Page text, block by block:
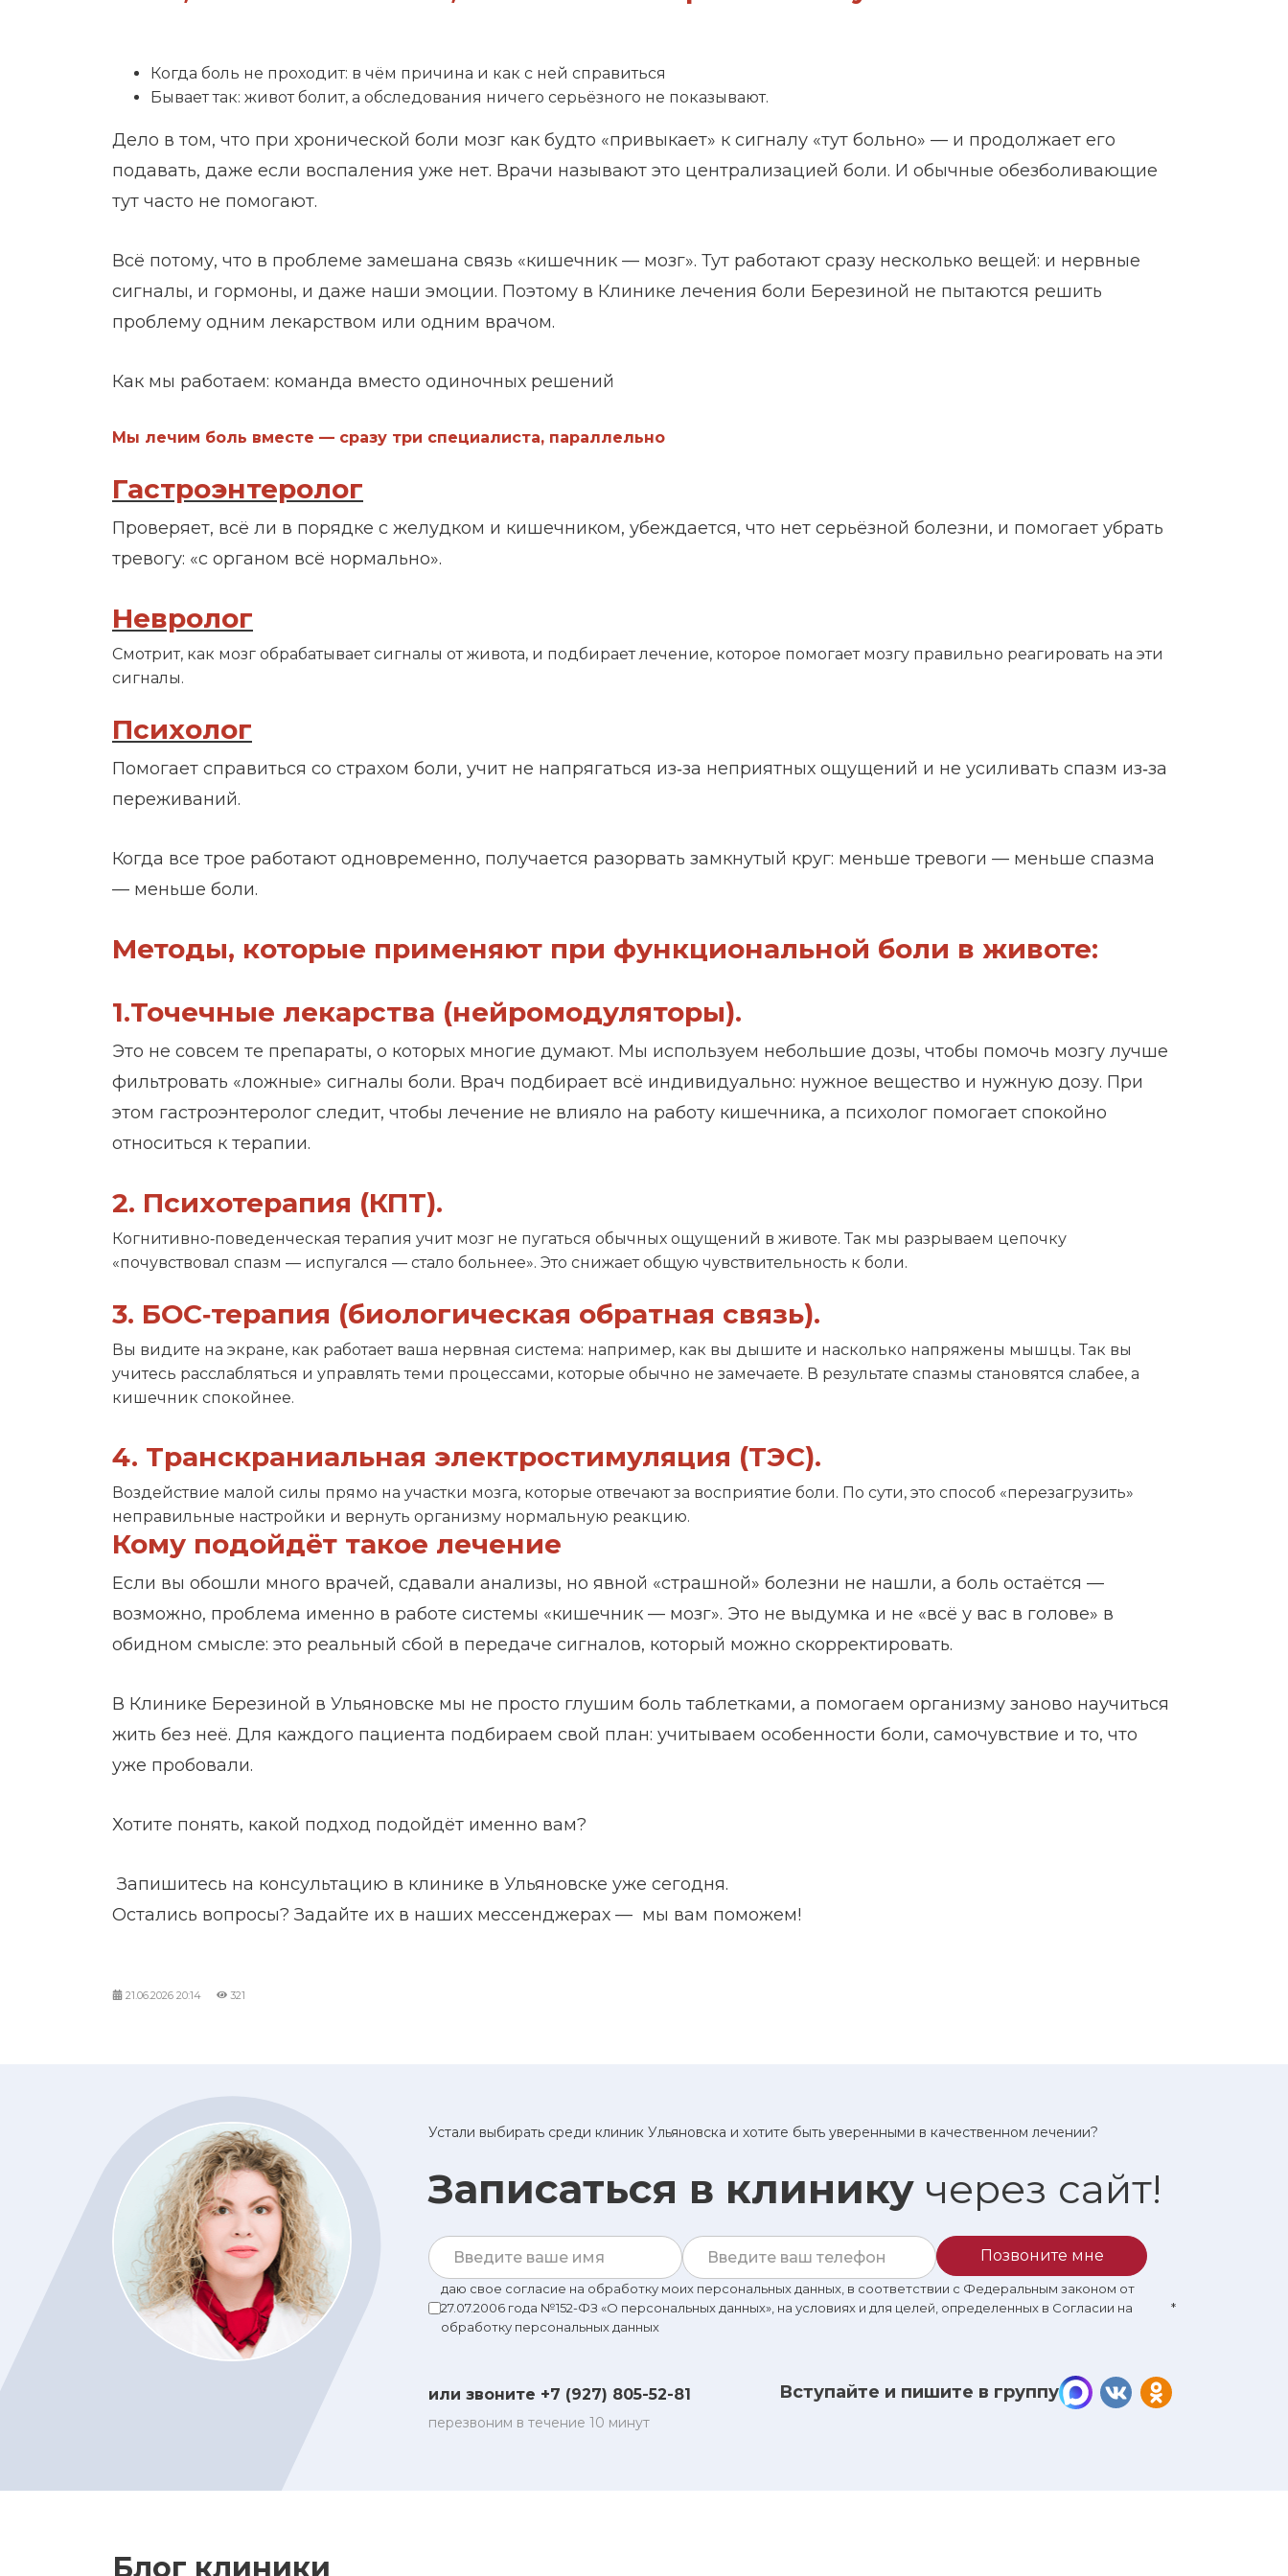
Когда боль не проходит: в чём причина и как с ней справиться
Бывает так: живот болит, а обследования ничего серьёзного не показывают.
Дело в том, что при хронической боли мозг как будто «привыкает» к сигналу «тут больно» — и продолжает его
подавать, даже если воспаления уже нет. Врачи называют это централизацией боли. И обычные обезболивающие
тут часто не помогают.
Всё потому, что в проблеме замешана связь «кишечник — мозг». Тут работают сразу несколько вещей: и нервные
сигналы, и гормоны, и даже наши эмоции. Поэтому в Клинике лечения боли Березиной не пытаются решить
проблему одним лекарством или одним врачом.
Как мы работаем: команда вместо одиночных решений
Мы лечим боль вместе — сразу три специалиста, параллельно
Гастроэнтеролог
Проверяет, всё ли в порядке с желудком и кишечником, убеждается, что нет серьёзной болезни, и помогает убрать
тревогу: «с органом всё нормально».
Невролог
Смотрит, как мозг обрабатывает сигналы от живота, и подбирает лечение, которое помогает мозгу правильно реагировать на эти
сигналы.
Психолог
Помогает справиться со страхом боли, учит не напрягаться из‑за неприятных ощущений и не усиливать спазм из‑за
переживаний.
Когда все трое работают одновременно, получается разорвать замкнутый круг: меньше тревоги — меньше спазма
— меньше боли.
Методы, которые применяют при функциональной боли в животе:
1.Точечные лекарства (нейромодуляторы).
Это не совсем те препараты, о которых многие думают. Мы используем небольшие дозы, чтобы помочь мозгу лучше
фильтровать «ложные» сигналы боли. Врач подбирает всё индивидуально: нужное вещество и нужную дозу. При
этом гастроэнтеролог следит, чтобы лечение не влияло на работу кишечника, а психолог помогает спокойно
относиться к терапии.
2. Психотерапия (КПТ).
Когнитивно‑поведенческая терапия учит мозг не пугаться обычных ощущений в животе. Так мы разрываем цепочку
«почувствовал спазм — испугался — стало больнее». Это снижает общую чувствительность к боли.
3. БОС‑терапия (биологическая обратная связь).
Вы видите на экране, как работает ваша нервная система: например, как вы дышите и насколько напряжены мышцы. Так вы
учитесь расслабляться и управлять теми процессами, которые обычно не замечаете. В результате спазмы становятся слабее, а
кишечник спокойнее.
4. Транскраниальная электростимуляция (ТЭС).
Воздействие малой силы прямо на участки мозга, которые отвечают за восприятие боли. По сути, это способ «перезагрузить»
неправильные настройки и вернуть организму нормальную реакцию.
Кому подойдёт такое лечение
Если вы обошли много врачей, сдавали анализы, но явной «страшной» болезни не нашли, а боль остаётся —
возможно, проблема именно в работе системы «кишечник — мозг». Это не выдумка и не «всё у вас в голове» в
обидном смысле: это реальный сбой в передаче сигналов, который можно скорректировать.
В Клинике Березиной в Ульяновске мы не просто глушим боль таблетками, а помогаем организму заново научиться
жить без неё. Для каждого пациента подбираем свой план: учитываем особенности боли, самочувствие и то, что
уже пробовали.
Хотите понять, какой подход подойдёт именно вам?
Запишитесь на консультацию в клинике в Ульяновске уже сегодня.
Остались вопросы? Задайте их в наших мессенджерах — мы вам поможем!
21.06.2026 20:14 321
Устали выбирать среди клиник Ульяновска и хотите быть уверенными в качественном лечении?
Записаться в клинику через сайт!
даю свое согласие на обработку моих персональных данных, в соответствии с Федеральным законом от
27.07.2006 года №152-ФЗ «О персональных данных», на условиях и для целей, определенных в Согласии на
обработку персональных данных
*
Позвоните мне
или звоните +7 (927) 805-52-81
перезвоним в течение 10 минут
Вступайте и пишите в группу
Блог клиники